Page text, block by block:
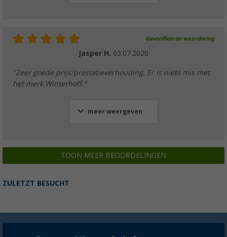
Geverifieerde waardering
Jasper H. 03.07.2020
"Zeer goede prijs/prestatieverhouding. Er is niets mis met
het merk Winterhoff."
meer weergeven
TOON MEER BEOORDELINGEN
ZULETZT BESUCHT